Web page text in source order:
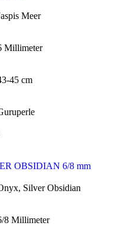
Meer
Millimeter
45 cm
OBSIDIAN 6/8 mm
Silver Obsidian
8 Millimeter